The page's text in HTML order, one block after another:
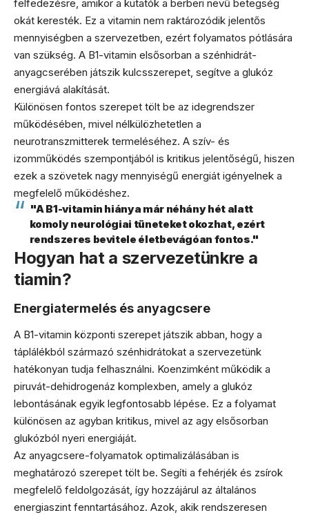
felfedezésre, amikor a kutatók a berberi nevű betegség
okát keresték. Ez a vitamin nem raktározódik jelentős
mennyiségben a szervezetben, ezért folyamatos pótlására
van szükség. A B1-vitamin elsősorban a szénhidrát-
anyagcserében játszik kulcsszerepet, segítve a glukóz
energiává alakítását.
Különösen fontos szerepet tölt be az idegrendszer
működésében, mivel nélkülözhetetlen a
neurotranszmitterek termeléséhez. A szív- és
izomműködés szempontjából is kritikus jelentőségű, hiszen
ezek a szövetek nagy mennyiségű energiát igényelnek a
megfelelő működéshez.
"A B1-vitamin hiánya már néhány hét alatt
komoly neurológiai tüneteket okozhat, ezért
rendszeres bevitele életbevágóan fontos."
Hogyan hat a szervezetünkre a
tiamin?
Energiatermelés és anyagcsere
A B1-vitamin központi szerepet játszik abban, hogy a
táplálékból származó szénhidrátokat a szervezetünk
hatékonyan tudja felhasználni. Koenzimként működik a
piruvát-dehidrogenáz komplexben, amely a glukóz
lebontásának egyik legfontosabb lépése. Ez a folyamat
különösen az agyban kritikus, mivel az agy elsősorban
glukózból nyeri energiáját.
Az anyagcsere-folyamatok optimalizálásában is
meghatározó szerepet tölt be. Segíti a fehérjék és zsírok
megfelelő feldolgozását, így hozzájárul az általános
energiaszint fenntartásához. Azok, akik rendszeresen